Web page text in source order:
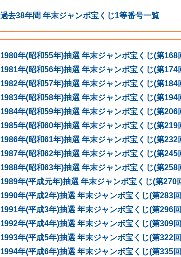
過去38年間 年末ジャンボ宝くじ1等番号一覧
1980年(昭和55年)抽選 年末ジャンボ宝くじ(第
1981年(昭和56年)抽選 年末ジャンボ宝くじ(第
1982年(昭和57年)抽選 年末ジャンボ宝くじ(第
1983年(昭和58年)抽選 年末ジャンボ宝くじ(第
1984年(昭和59年)抽選 年末ジャンボ宝くじ(第
1985年(昭和60年)抽選 年末ジャンボ宝くじ(第
1986年(昭和61年)抽選 年末ジャンボ宝くじ(第
1987年(昭和62年)抽選 年末ジャンボ宝くじ(第
1988年(昭和63年)抽選 年末ジャンボ宝くじ(第
1989年(平成元年)抽選 年末ジャンボ宝くじ(第270
1990年(平成2年)抽選 年末ジャンボ宝くじ(第283
1991年(平成3年)抽選 年末ジャンボ宝くじ(第296
1992年(平成4年)抽選 年末ジャンボ宝くじ(第309
1993年(平成5年)抽選 年末ジャンボ宝くじ(第322
1994年(平成6年)抽選 年末ジャンボ宝くじ(第335